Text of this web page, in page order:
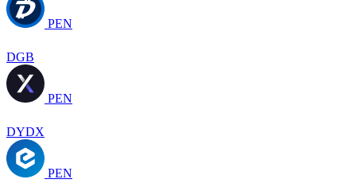
PEN
DGB
PEN
DYDX
PEN